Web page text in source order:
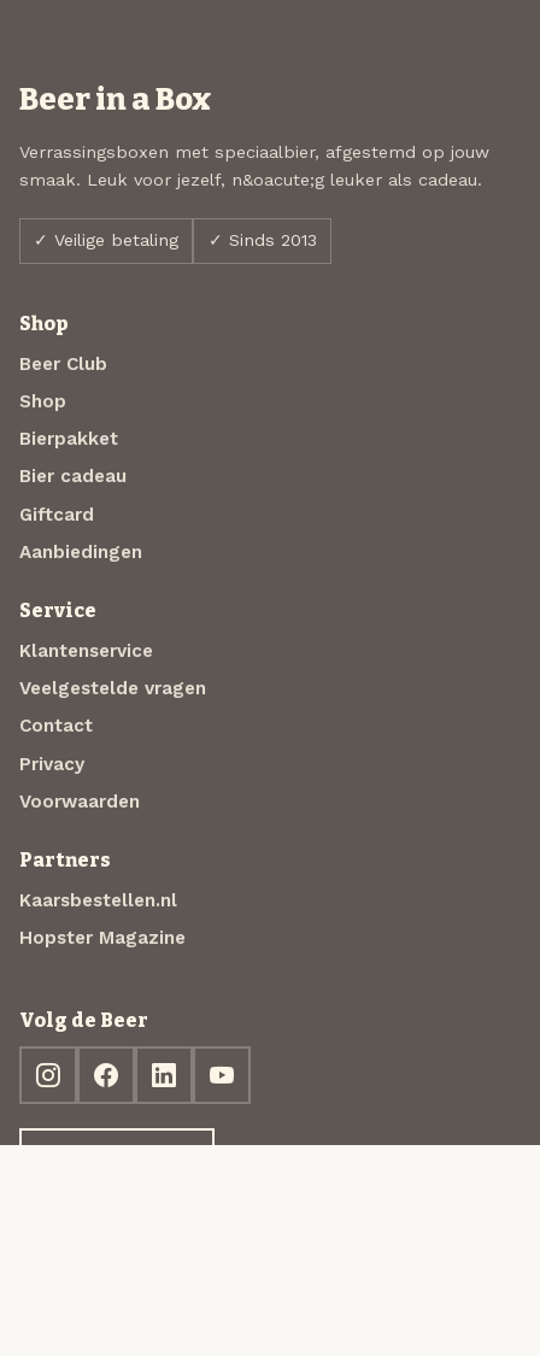
Beer in a Box
Verrassingsboxen met speciaalbier, afgestemd op jouw
smaak. Leuk voor jezelf, n&oacute;g leuker als cadeau.
✓ Veilige betaling ✓ Sinds 2013
Shop
Beer Club
Shop
Bierpakket
Bier cadeau
Giftcard
Aanbiedingen
Service
Klantenservice
Veelgestelde vragen
Contact
Privacy
Voorwaarden
Partners
Kaarsbestellen.nl
Hopster Magazine
Volg de Beer